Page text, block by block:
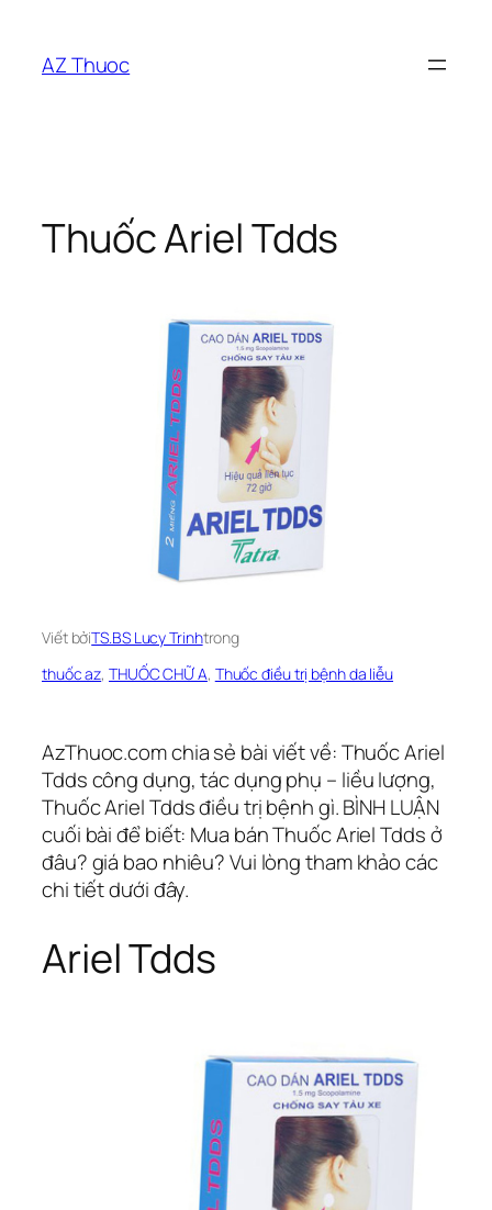
phầnAZ Thuoc
Thuốc Ariel Tdds
Viết bởiTS.BS Lucy Trinhtrong
thuốc az, THUỐC CHỮ A, Thuốc điều trị bệnh da liễu
AzThuoc.com chia sẻ bài viết về: Thuốc Ariel
Tdds công dụng, tác dụng phụ – liều lượng,
Thuốc Ariel Tdds điều trị bệnh gì. BÌNH LUẬN
cuối bài để biết: Mua bán Thuốc Ariel Tdds ở
đâu? giá bao nhiêu? Vui lòng tham khảo các
chi tiết dưới đây.
Ariel Tdds